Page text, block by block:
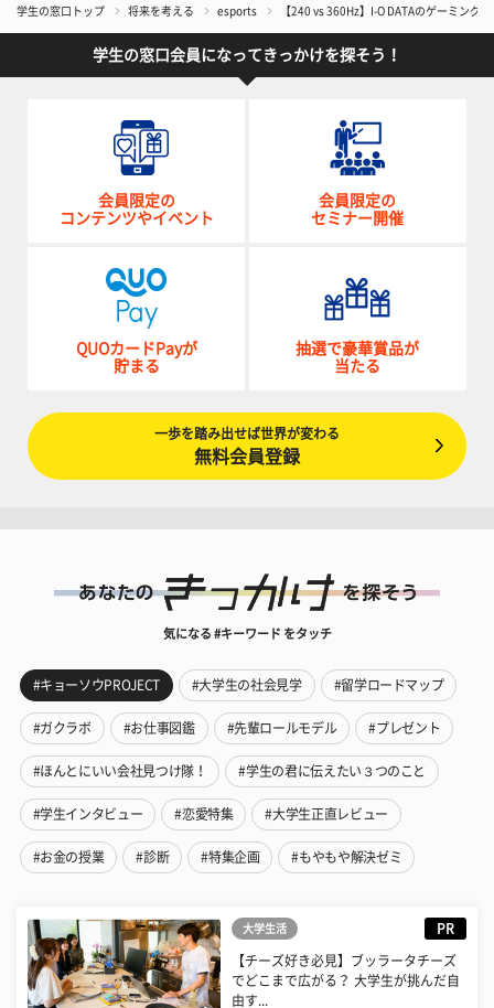
学生の窓口トップ 将来を考える esports 【240 vs 360Hz】I-O DATAのゲーミング
学生の窓口会員になってきっかけを探そう！
会員限定の
コンテンツやイベント
会員限定の
セミナー開催
QUOカードPayが
貯まる
抽選で豪華賞品が
当たる
一歩を踏み出せば世界が変わる
無料会員登録
気になる #キーワード をタッチ
#キョーソウPROJECT #大学生の社会見学 #留学ロードマップ
#ガクラボ #お仕事図鑑 #先輩ロールモデル #プレゼント
#ほんとにいい会社見つけ隊！ #学生の君に伝えたい３つのこと
#学生インタビュー #恋愛特集 #大学生正直レビュー
#お金の授業 #診断 #特集企画 #もやもや解決ゼミ
大学生活 PR
【チーズ好き必見】ブッラータチーズ
でどこまで広がる？ 大学生が挑んだ自
由す...